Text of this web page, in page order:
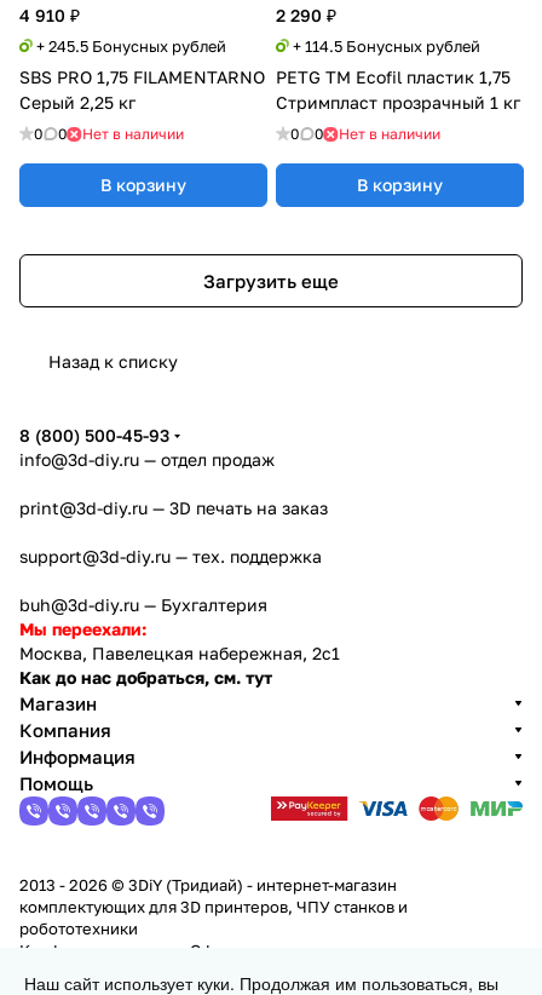
4 910 ₽
+ 245.5 Бонусных рублей
SBS PRO 1,75 FILAMENTARNO
Серый 2,25 кг
0 0 Нет в наличии
В корзину
2 290 ₽
+ 114.5 Бонусных рублей
PETG TM Ecofil пластик 1,75
Стримпласт прозрачный 1 кг
0 0 Нет в наличии
В корзину
Загрузить еще
Назад к списку
8 (800) 500-45-93
info@3d-diy.ru — отдел продаж
print@3d-diy.ru — 3D печать на заказ
support@3d-diy.ru — тех. поддержка
buh@3d-diy.ru — Бухгалтерия
Мы переехали:
Москва, Павелецкая набережная, 2с1
Как до нас добраться, см. тут
Магазин
Компания
Информация
Помощь
2013 - 2026 © 3DiY (Тридиай) - интернет-магазин
комплектующих для 3D принтеров, ЧПУ станков и
робототехники
Конфиденциальность Оферта
Наш сайт использует куки. Продолжая им пользоваться, вы